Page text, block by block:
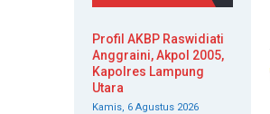
Profil AKBP Raswidiati
Anggraini, Akpol 2005,
Kapolres Lampung
Utara
Kamis, 6 Agustus 2026